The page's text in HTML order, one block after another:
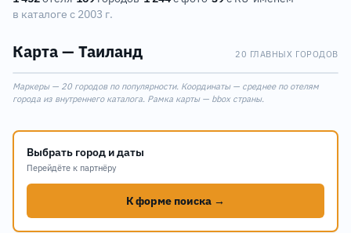
в каталоге с 2003 г.
Карта — Таиланд 20 ГЛАВНЫХ ГОРОДОВ
+
Маркеры — 20 городов по популярности. Координаты — среднее по отелям
города из внутреннего каталога. Рамка карты — bbox страны.
Выбрать город и даты
Перейдёте к партнёру
К форме поиска →